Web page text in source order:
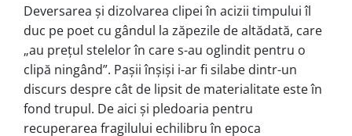
Deversarea și dizolvarea clipei în acizii timpului îl
duc pe poet cu gândul la zăpezile de altădată, care
„au prețul stelelor în care s-au oglindit pentru o
clipă ningând”. Pașii înșiși i-ar fi silabe dintr-un
discurs despre cât de lipsit de materialitate este în
fond trupul. De aici și pledoaria pentru
recuperarea fragilului echilibru în epoca